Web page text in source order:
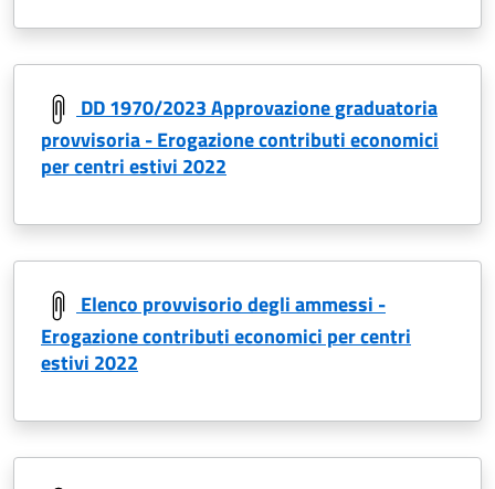
DD 1970/2023 Approvazione graduatoria
provvisoria - Erogazione contributi economici
per centri estivi 2022
Elenco provvisorio degli ammessi -
Erogazione contributi economici per centri
estivi 2022